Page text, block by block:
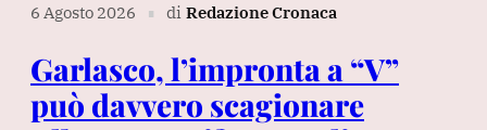
6 Agosto 2026 ∎ di Redazione Cronaca
Garlasco, l’impronta a “V”
può davvero scagionare